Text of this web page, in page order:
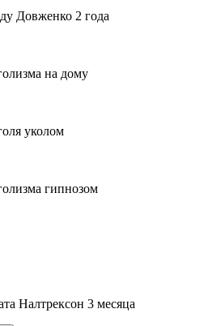
Довженко 2 года
на дому
уколом
гипнозом
Налтрексон 3 месяца